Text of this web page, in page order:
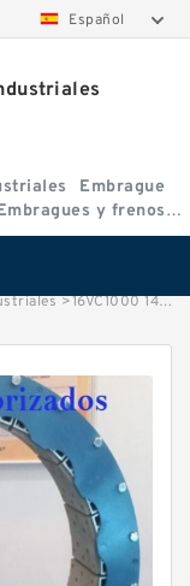
Español
Embrague
y frenos
>16VC1000 142821 Eaton Airflex Embragues y Frenos